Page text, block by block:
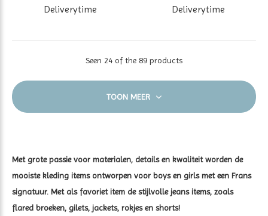
Deliverytime Deliverytime
Seen 24 of the 89 products
TOON MEER
Met grote passie voor materialen, details en kwaliteit worden de
mooiste kleding items ontworpen voor boys en girls met een Frans
signatuur. Met als favoriet item de stijlvolle jeans items, zoals
flared broeken, gilets, jackets, rokjes en shorts!